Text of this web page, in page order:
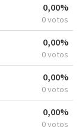
0,00%
0 votos
0,00%
0 votos
0,00%
0 votos
0,00%
0 votos